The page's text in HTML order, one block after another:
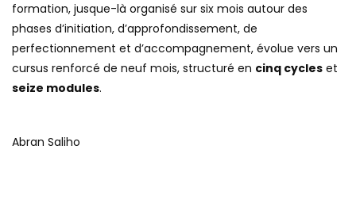
formation, jusque-là organisé sur six mois autour des
phases d’initiation, d’approfondissement, de
perfectionnement et d’accompagnement, évolue vers un
cursus renforcé de neuf mois, structuré en cinq cycles et
seize modules.
Abran Saliho